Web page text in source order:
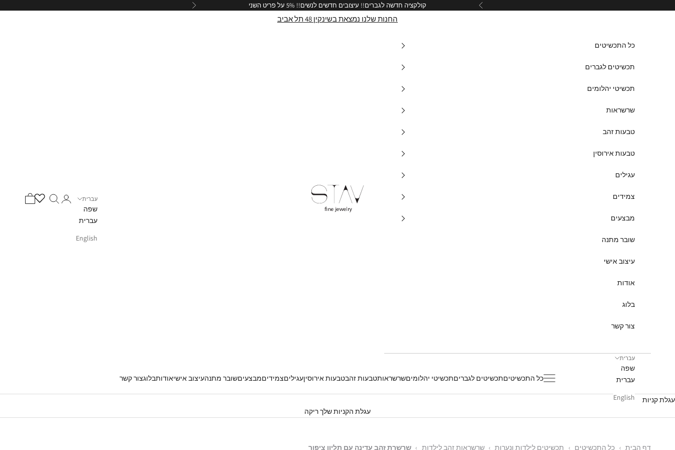
הקודם קולקציה חדשה לגברים!! עיצובים חדשים לנשים!! 5% על פריט השני הבא
החנות שלנו נמצאת בשינקין 48 תל אביב
stav-fine-jewelry
תפריט
כל התכשיטיםתכשיטים לגבריםתכשיטי יהלומיםשרשראותטבעות זהבטבעות אירוסיןעגיליםצמידיםמבצעיםשובר מתנהעיצוב אישיאודותבלוגצור קשר
עברית
שפה
עברית
English
כניסהחיפוש עגלת קניות
כל התכשיטים
תכשיטים לגברים
תכשיטי יהלומים
שרשראות
טבעות זהב
טבעות אירוסין
עגילים
צמידים
מבצעים
שובר מתנה
עיצוב אישי
אודות
בלוג
צור קשר
עברית
שפה
עברית
English
עגלת קניות
עגלת הקניות שלך ריקה
דף הבית › כל התכשיטים › תכשיטים לילדות ונערות › שרשראות זהב לילדות › שרשרת זהב עדינה עם תליון ציפור